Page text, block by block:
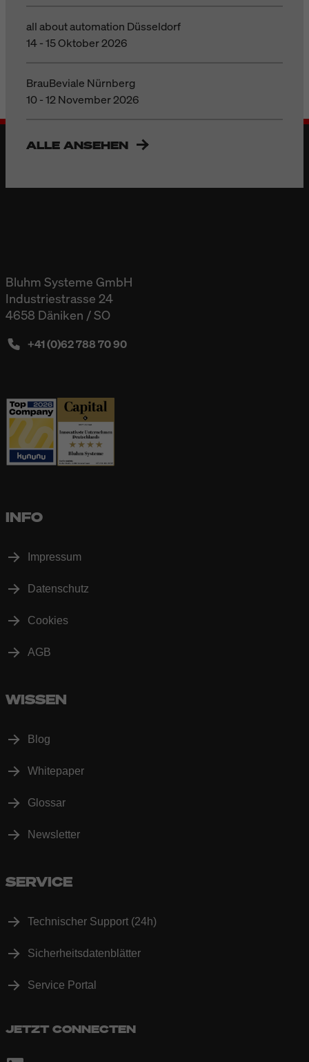
all about automation Düsseldorf
14 - 15 Oktober 2026
BrauBeviale Nürnberg
10 - 12 November 2026
ALLE ANSEHEN
Bluhm Systeme GmbH
Industriestrasse 24
4658 Däniken / SO
+41 (0)62 788 70 90
INFO
Impressum
Datenschutz
Cookies
AGB
WISSEN
Blog
Whitepaper
Glossar
Newsletter
SERVICE
Technischer Support (24h)
Sicherheitsdatenblätter
Service Portal
JETZT CONNECTEN